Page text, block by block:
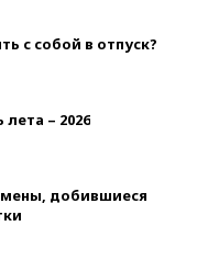
с собой в отпуск?
– 2026
добившиеся